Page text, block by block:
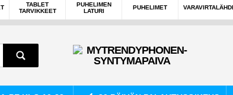
TABLET
TARVIKKEET
PUHELIMEN
LATURI
PUHELIMET